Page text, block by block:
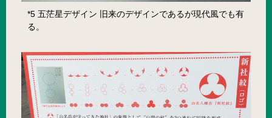
*5 五茫星デザイン 旧来のデザインであるが現代風でも有
る。